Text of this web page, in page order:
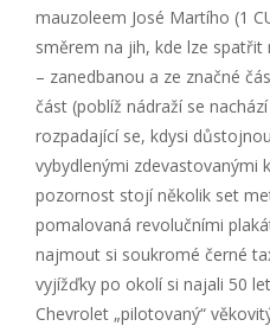
mauzoleem José Martího (1
směrem na jih, kde lze
– zanedbanou a ze značné
část (poblíž nádraží se
rozpadající se, kdysi
vybydlenými zdevastovanými
pozornost stojí několik set
pomalovaná revolučními
najmout si soukromé černé
vyjížďky po okolí si najali 50
Chevrolet „pilotovaný“